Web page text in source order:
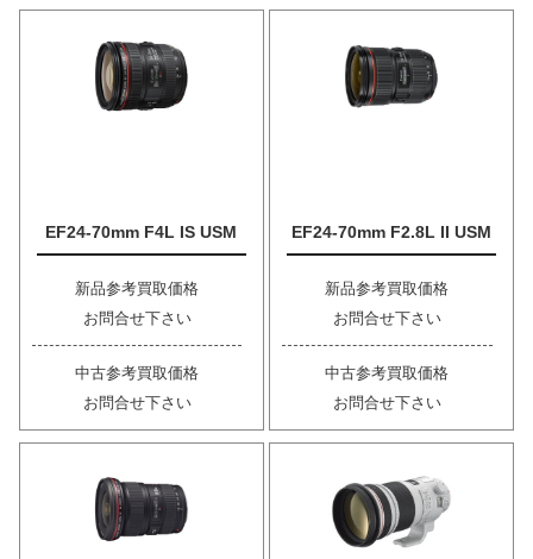
EF24-70mm F4L IS USM
新品参考買取価格
お問合せ下さい
中古参考買取価格
お問合せ下さい
EF24-70mm F2.8L II USM
新品参考買取価格
お問合せ下さい
中古参考買取価格
お問合せ下さい